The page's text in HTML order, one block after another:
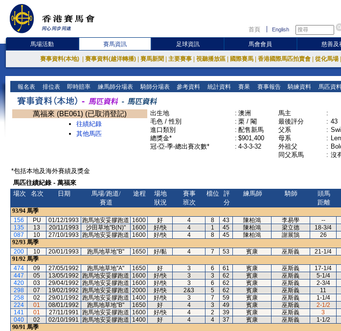
首頁 English
馬場活動 賽馬資訊 足球資訊 馬會會員 慈善及
賽事資料(本地) 賽事資料(越洋轉播) 賽馬新聞 主要賽事 視聽播放區 國際賽馬 香港國際馬匹拍賣會 從化馬場
報名表 排位表 即時賠率 練馬師分場表 騎師分場表 參考資料 統計資料 賽果 賽事報告 騎練資料 馬匹資
萬福來 (BE061) (已取消登記)
往績紀錄
其他馬匹
出生地 : 澳洲
毛色 / 性別
: 栗 / 閹
進口類別
: 配售新馬
總獎金*
: $901,400
冠-亞-季-總出賽次數*
: 4-3-3-32
馬主
:
最後評分
: 43
父系
:
母系
:
外祖父
:
同父系馬
: 沒
*包括本地及海外賽績及獎金
馬匹往績紀錄 - 萬福來
場次
名次 日期
馬場/跑道/
賽道
途程
場地
狀況
賽事
班次
檔位
評
分
練馬師 騎師
頭馬
距離
93/94 馬季
156
PU 01/12/1993 跑馬地安妥膠跑道 1600 好 4 8 43 陳柏鴻 李易學 --
135
13 20/11/1993 沙田草地"B(N)" 1600 好/快 4 1 45 陳柏鴻 梁立德 18-3/4
087
10 27/10/1993 跑馬地安妥膠跑道 1600 好/快 4 8 45 陳柏鴻 謝展鵠 26
92/93 馬季
200
10 20/01/1993 跑馬地草地"B" 1650 好/黏 4 7 53 賓康 巫斯義 21-1/4
91/92 馬季
474
09 27/05/1992 跑馬地草地"A" 1650 好 3 6 61 賓康 巫斯義 17-1/4
447
05 13/05/1992 跑馬地安妥膠跑道 1600 好/快 3 3 62 賓康 巫斯義 5-1/4
420
03 29/04/1992 跑馬地安妥膠跑道 1600 好/快 3 6 62 賓康 巫斯義 2-3/4
298
07 19/02/1992 跑馬地安妥膠跑道 2000 好/快 2&3 5 62 賓康 巫斯義 11
258
02 29/01/1992 跑馬地安妥膠跑道 1400 好/快 3 7 59 賓康 巫斯義 1-1/4
224
01 08/01/1992 跑馬地草地"B" 1650 好 4 3 49 賓康 巫斯義 2-1/2
141
01 27/11/1991 跑馬地安妥膠跑道 1600 好/快 4 2 39 賓康 巫斯義 3
040
02 02/10/1991 跑馬地安妥膠跑道 1400 好 4 4 37 賓康 巫斯義 1-1/2
90/91 馬季